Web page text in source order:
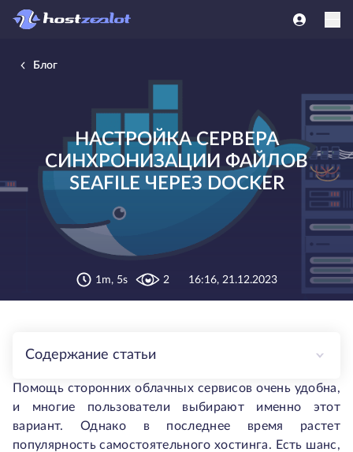
Блог
НАСТРОЙКА СЕРВЕРА
СИНХРОНИЗАЦИИ ФАЙЛОВ
SEAFILE ЧЕРЕЗ DOCKER
1m, 5s 2 16:16, 21.12.2023
Содержание статьи
Помощь сторонних облачных сервисов очень удобна,
и многие пользователи выбирают именно этот
вариант. Однако в последнее время растет
популярность самостоятельного хостинга. Есть шанс,